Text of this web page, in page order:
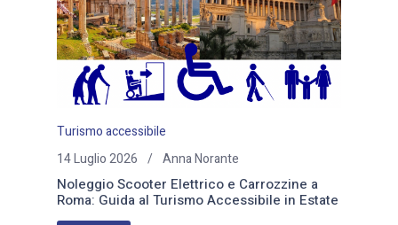
Turismo accessibile
14 Luglio 2026
Anna Norante
Noleggio Scooter Elettrico e Carrozzine a
Roma: Guida al Turismo Accessibile in Estate